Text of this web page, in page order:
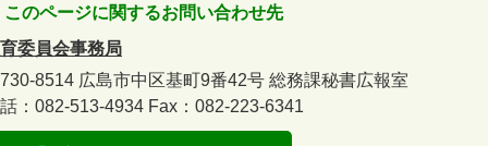
このページに関するお問い合わせ先
委員会事務局
8514 広島市中区基町9番42号 総務課秘書広報室
：082-513-4934 Fax：082-223-6341